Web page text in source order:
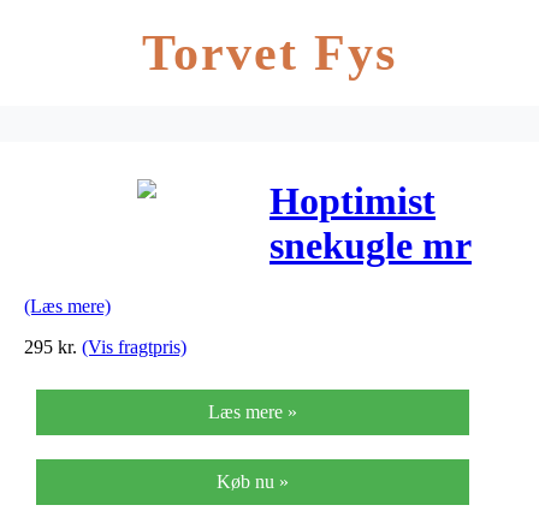
Torvet Fys
Hoptimist
snekugle mr
(Læs mere)
295 kr. (Vis fragtpris)
Læs mere »
Køb nu »